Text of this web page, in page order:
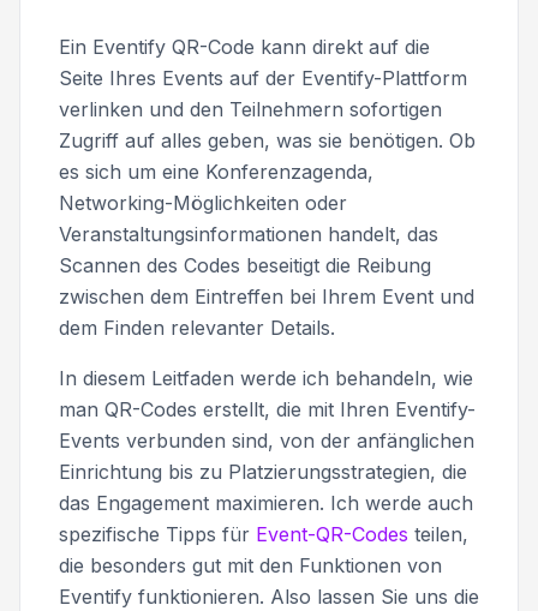
Ein Eventify QR-Code kann direkt auf die
Seite Ihres Events auf der Eventify-Plattform
verlinken und den Teilnehmern sofortigen
Zugriff auf alles geben, was sie benötigen. Ob
es sich um eine Konferenzagenda,
Networking-Möglichkeiten oder
Veranstaltungsinformationen handelt, das
Scannen des Codes beseitigt die Reibung
zwischen dem Eintreffen bei Ihrem Event und
dem Finden relevanter Details.
In diesem Leitfaden werde ich behandeln, wie
man QR-Codes erstellt, die mit Ihren Eventify-
Events verbunden sind, von der anfänglichen
Einrichtung bis zu Platzierungsstrategien, die
das Engagement maximieren. Ich werde auch
spezifische Tipps für Event-QR-Codes teilen,
die besonders gut mit den Funktionen von
Eventify funktionieren. Also lassen Sie uns die